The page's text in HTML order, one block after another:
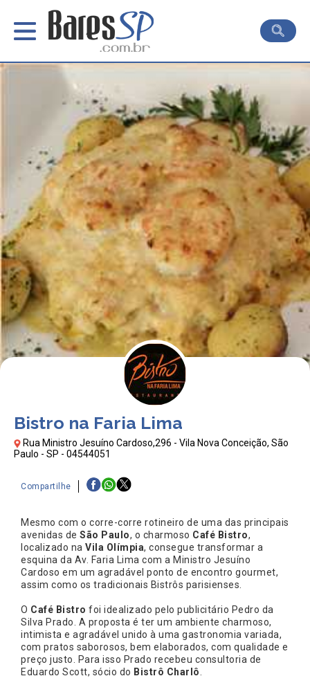
Bistro na Faria Lima
Rua Ministro Jesuíno Cardoso,296 - Vila Nova Conceição, São
Paulo - SP - 04544051
Compartilhe
Mesmo com o corre-corre rotineiro de uma das principais
avenidas de São Paulo, o charmoso Café Bistro,
localizado na Vila Olímpia, consegue transformar a
esquina da Av. Faria Lima com a Ministro Jesuíno
Cardoso em um agradável ponto de encontro gourmet,
assim como os tradicionais Bistrôs parisienses.
O Café Bistro foi idealizado pelo publicitário Pedro da
Silva Prado. A proposta é ter um ambiente charmoso,
intimista e agradável unido à uma gastronomia variada,
com pratos saborosos, bem elaborados, com qualidade e
preço justo. Para isso Prado recebeu consultoria de
Eduardo Scott, sócio do Bistrô Charlô.